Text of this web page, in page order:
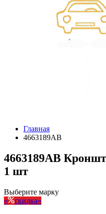
Главная
4663189AB
4663189AB
1 шт
Выберите марку
скидка